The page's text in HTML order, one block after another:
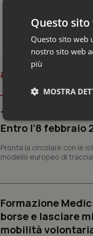
in Lavoro e
Tracciabilità dei
Entro l’8 febbraio
Pronta la circolare con le
modello europeo di
Formazione
borse e lasciare
mobilità
Questo
Questo sito web
nostro sito web
più
MOSTRA
I cookie necessari
e l'accesso alle aree